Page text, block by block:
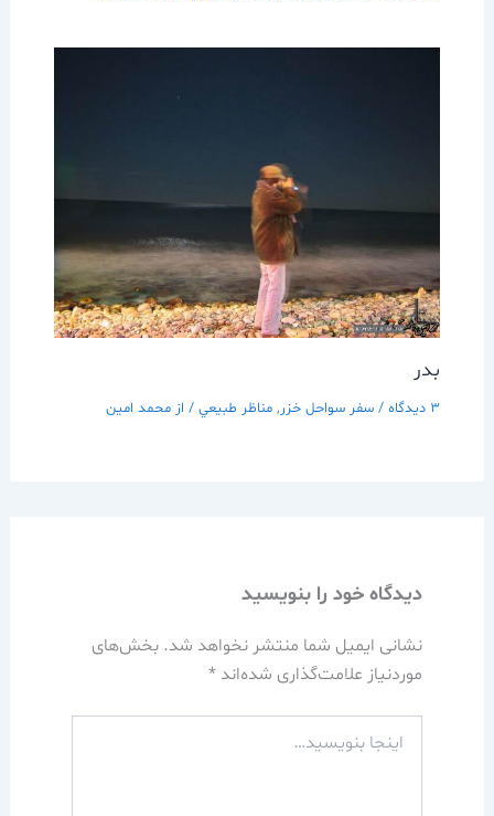
بدر
3 دیدگاه / سفر سواحل خزر, مناظر طبيعي/ از محمد امین
دیدگاه‌ خود را بنویسید
نشانی ایمیل شما منتشر نخواهد شد. بخش‌های
موردنیاز علامت‌گذاری شده‌اند *
بنویسید…